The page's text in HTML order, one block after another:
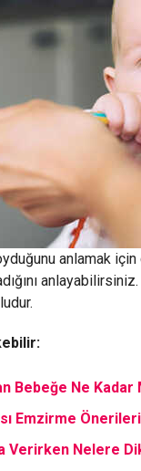
anlamak
Bebeğe Ne Kadar
Emzirme Önerileri
Verirken Nelere